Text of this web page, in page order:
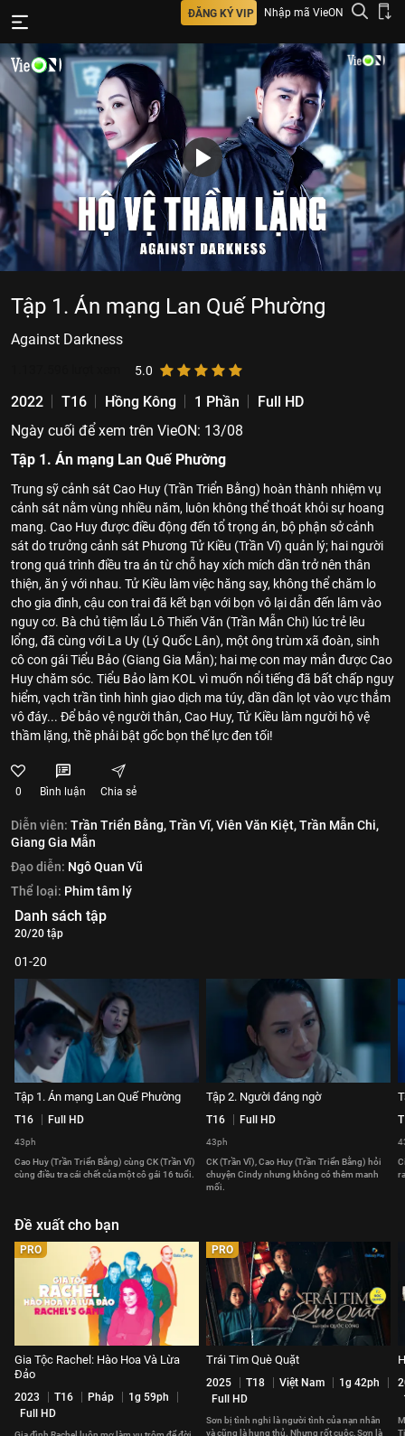
ĐĂNG KÝ VIP Nhập mã VieON
Tập 1. Án mạng Lan Quế Phường
Against Darkness
5.0
2022 T16 Hồng Kông 1 Phần
Full HD
Ngày cuối để xem trên VieON: 13/08
Tập 1. Án mạng Lan Quế Phường
Trung sỹ cảnh sát Cao Huy (Trần Triển Bằng) hoàn thành nhiệm vụ
cảnh sát nằm vùng nhiều năm, luôn không thể thoát khỏi sự hoang
mang. Cao Huy được điều động đến tổ trọng án, bộ phận sở cảnh
sát do trưởng cảnh sát Phương Tử Kiều (Trần Vĩ) quản lý; hai người
trong quá trình điều tra án từ chỗ hay xích mích dần trở nên thân
thiện, ăn ý với nhau. Tử Kiều làm việc hăng say, không thể chăm lo
cho gia đình, cậu con trai đã kết bạn với bọn vô lại dẫn đến lâm vào
nguy cơ. Bà chủ tiệm lẩu Lô Thiến Văn (Trần Mẫn Chi) lúc trẻ lêu
lổng, đã cùng với La Uy (Lý Quốc Lân), một ông trùm xã đoàn, sinh
cô con gái Tiểu Bảo (Giang Gia Mẫn); hai mẹ con may mắn được Cao
Huy chăm sóc. Tiểu Bảo làm KOL vì muốn nổi tiếng đã bất chấp nguy
hiểm, vạch trần tình hình giao dịch ma túy, dần dần lọt vào vực thẳm
vô đáy... Để bảo vệ người thân, Cao Huy, Tử Kiều làm người hộ vệ
thầm lặng, thề phải bật gốc bọn thế lực đen tối!
0 Bình luận Chia sẻ
Diễn viên: Trần Triển Bằng,Trần Vĩ,Viên Văn Kiệt,Trần Mẫn Chi,
Giang Gia Mẫn
Đạo diễn: Ngô Quan Vũ
Thể loại: Phim tâm lý
Danh sách tập
20/20 tập
01-20
Tập 1. Án mạng Lan Quế Phường
T16 Full HD
43ph
Cao Huy (Trần Triển Bằng) cùng CK (Trần Vĩ)
cùng điều tra cái chết của một cô gái 16 tuổi.
Tập 2. Người đáng ngờ
T16 Full HD
43ph
CK (Trần Vĩ), Cao Huy (Trần Triển Bằng) hỏi
chuyện Cindy nhưng không có thêm manh
mối.
Đề xuất cho bạn
PRO
Gia Tộc Rachel: Hào Hoa Và Lừa
Đảo
2023 T16 Pháp
1g 59ph
Full HD
PRO
Trái Tim Què Quặt
2025 T18 Việt Nam
1g 42ph
Full HD
Sơn bị tình nghi là người tình của nạn nhân
và cũng là hung thủ. Nhưng rốt cuộc, Sơn là